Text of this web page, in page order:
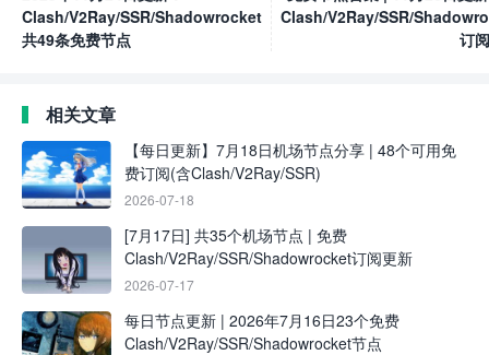
Clash/V2Ray/SSR/Shadowrocket
共49条免费节点
Clash/V2Ray/SSR/
订
相关文章
【每日更新】7月18日机场节点分享 | 48个可用免
费订阅(含Clash/V2Ray/SSR)
2026-07-18
[7月17日] 共35个机场节点 | 免费
Clash/V2Ray/SSR/Shadowrocket订阅更新
2026-07-17
每日节点更新 | 2026年7月16日23个免费
Clash/V2Ray/SSR/Shadowrocket节点